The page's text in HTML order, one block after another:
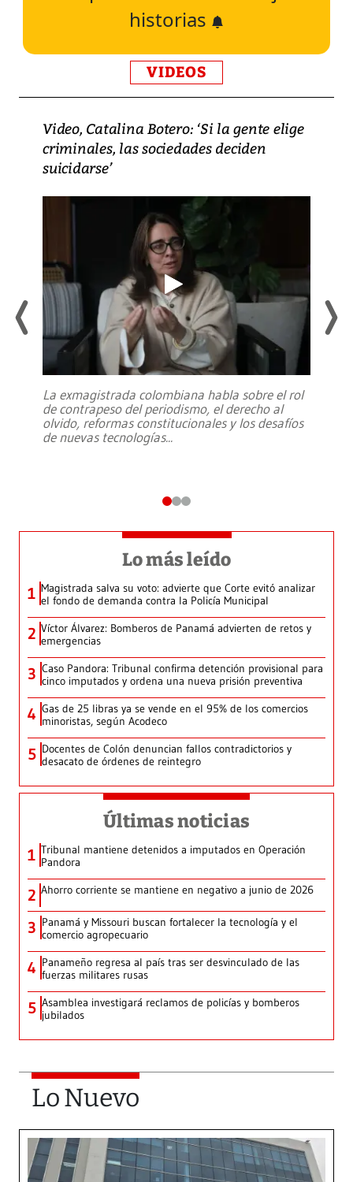
historias
VIDEOS
Video, Catalina Botero: ‘Si la gente elige
criminales, las sociedades deciden
suicidarse’
La exmagistrada colombiana habla sobre el rol
de contrapeso del periodismo, el derecho al
olvido, reformas constitucionales y los desafíos
de nuevas tecnologías...
Lo más leído
1 Magistrada salva su voto: advierte que Corte evitó analizar
el fondo de demanda contra la Policía Municipal
2 Víctor Álvarez: Bomberos de Panamá advierten de retos y
emergencias
3 Caso Pandora: Tribunal confirma detención provisional para
cinco imputados y ordena una nueva prisión preventiva
4 Gas de 25 libras ya se vende en el 95% de los comercios
minoristas, según Acodeco
5 Docentes de Colón denuncian fallos contradictorios y
desacato de órdenes de reintegro
Últimas noticias
1 Tribunal mantiene detenidos a imputados en Operación
Pandora
2 Ahorro corriente se mantiene en negativo a junio de 2026
3 Panamá y Missouri buscan fortalecer la tecnología y el
comercio agropecuario
4 Panameño regresa al país tras ser desvinculado de las
fuerzas militares rusas
5 Asamblea investigará reclamos de policías y bomberos
jubilados
Lo Nuevo